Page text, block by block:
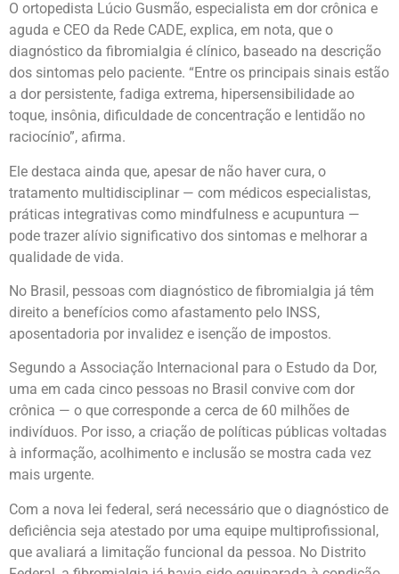
O ortopedista Lúcio Gusmão, especialista em dor crônica e
aguda e CEO da Rede CADE, explica, em nota, que o
diagnóstico da fibromialgia é clínico, baseado na descrição
dos sintomas pelo paciente. “Entre os principais sinais estão
a dor persistente, fadiga extrema, hipersensibilidade ao
toque, insônia, dificuldade de concentração e lentidão no
raciocínio”, afirma.
Ele destaca ainda que, apesar de não haver cura, o
tratamento multidisciplinar — com médicos especialistas,
práticas integrativas como mindfulness e acupuntura —
pode trazer alívio significativo dos sintomas e melhorar a
qualidade de vida.
No Brasil, pessoas com diagnóstico de fibromialgia já têm
direito a benefícios como afastamento pelo INSS,
aposentadoria por invalidez e isenção de impostos.
Segundo a Associação Internacional para o Estudo da Dor,
uma em cada cinco pessoas no Brasil convive com dor
crônica — o que corresponde a cerca de 60 milhões de
indivíduos. Por isso, a criação de políticas públicas voltadas
à informação, acolhimento e inclusão se mostra cada vez
mais urgente.
Com a nova lei federal, será necessário que o diagnóstico de
deficiência seja atestado por uma equipe multiprofissional,
que avaliará a limitação funcional da pessoa. No Distrito